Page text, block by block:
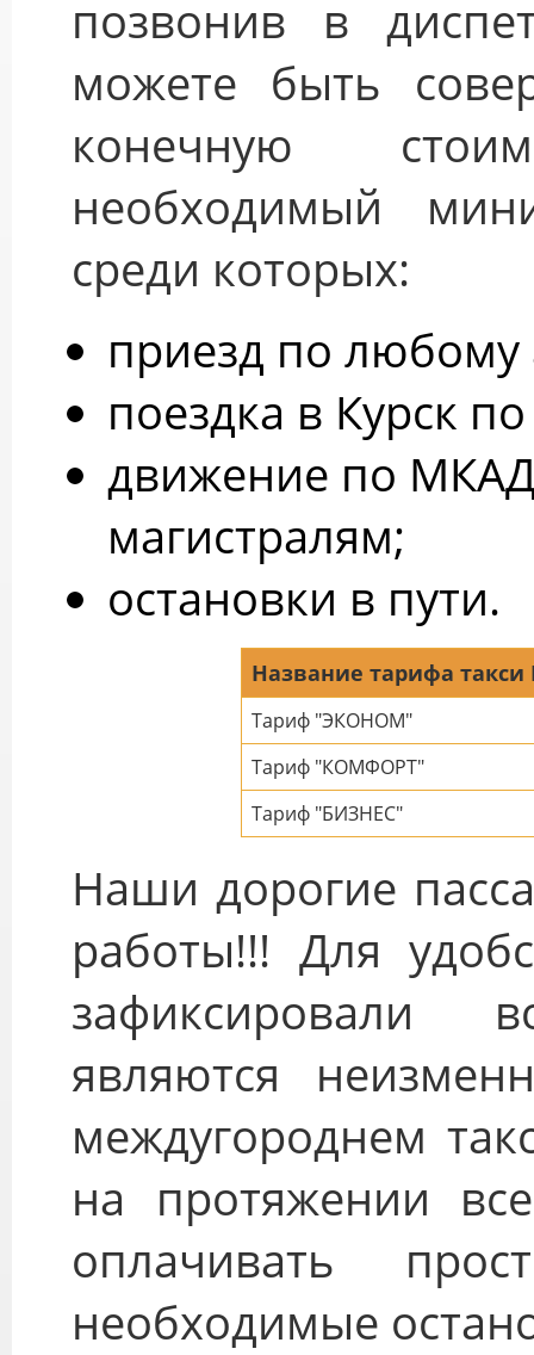
позвонив в
можете быть
конечную
необходимый
среди которых:
приезд по любому
поездка в Курск
движение по
магистралям;
остановки в пути.
Название тарифа такси
Тариф "ЭКОНОМ"
Тариф "КОМФОРТ"
Тариф "БИЗНЕС"
Наши дорогие
работы!!! Для
зафиксировали
являются
междугороднем
на протяжении
оплачивать
необходимые